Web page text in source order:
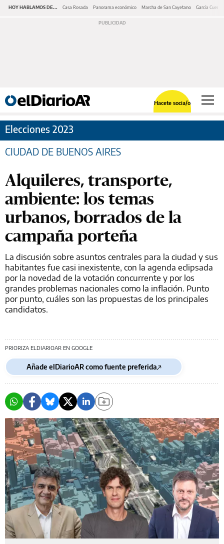
HOY HABLAMOS DE... Casa Rosada Panorama económico Marcha de San Cayetano García Cuerva
Hacete socia/o
Elecciones 2023
CIUDAD DE BUENOS AIRES
Alquileres, transporte,
ambiente: los temas
urbanos, borrados de la
campaña porteña
La discusión sobre asuntos centrales para la ciudad y sus
habitantes fue casi inexistente, con la agenda eclipsada
por la novedad de la votación concurrente y por los
grandes problemas nacionales como la inflación. Punto
por punto, cuáles son las propuestas de los principales
candidatos.
PRIORIZA ELDIARIOAR EN GOOGLE
Añade elDiarioAR como fuente preferida